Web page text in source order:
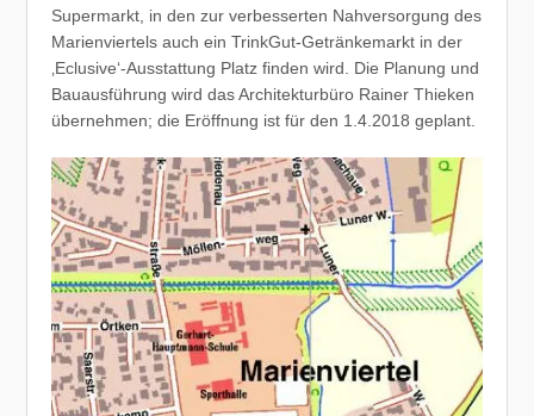
Supermarkt, in den zur verbesserten Nahversorgung des
Marienviertels auch ein TrinkGut-Getränkemarkt in der
‚Eclusive‘-Ausstattung Platz finden wird. Die Planung und
Bauausführung wird das Architekturbüro Rainer Thieken
übernehmen; die Eröffnung ist für den 1.4.2018 geplant.